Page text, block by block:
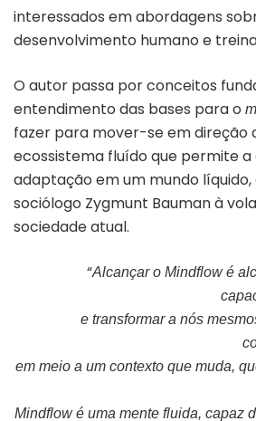
interessados em abordagens
desenvolvimento humano e
O autor passa por conceitos
entendimento das bases para o
fazer para mover-se em direção
ecossistema fluído que permite
adaptação em um mundo
sociólogo Zygmunt Bauman à
sociedade atual.
“Alcançar o Mindflow é
e transformar a nós
em meio a um contexto que muda,
Mindflow é uma mente fluida, capaz